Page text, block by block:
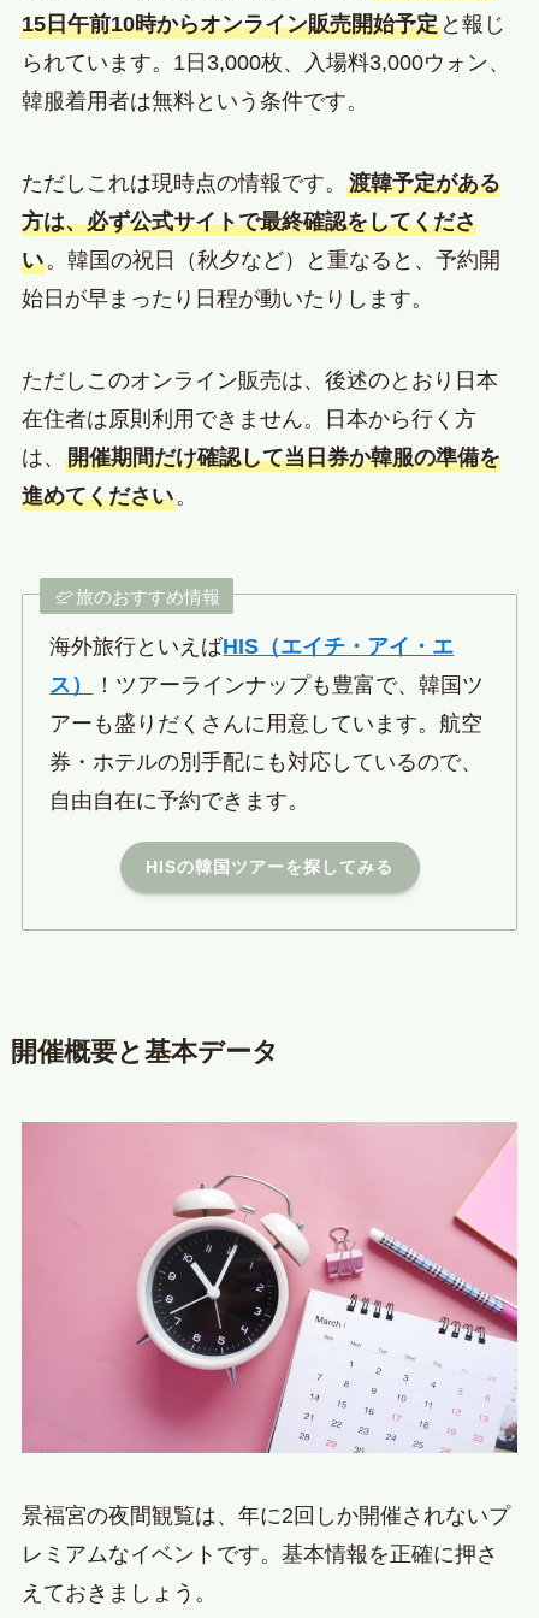
15日午前10時からオンライン販売開始予定と報じ
られています。1日3,000枚、入場料3,000ウォン、
韓服着用者は無料という条件です。
ただしこれは現時点の情報です。 渡韓予定がある
方は、必ず公式サイトで最終確認をしてくださ
い。韓国の祝日（秋夕など）と重なると、予約開
始日が早まったり日程が動いたりします。
ただしこのオンライン販売は、後述のとおり日本
在住者は原則利用できません。日本から行く方
は、 開催期間だけ確認して当日券か韓服の準備を
進めてください。
旅のおすすめ情報
海外旅行といえばHIS（エイチ・アイ・エ
ス）
！ツアーラインナップも豊富で、韓国ツ
アーも盛りだくさんに用意しています。航空
券・ホテルの別手配にも対応しているので、
自由自在に予約できます。
HISの韓国ツアーを探してみる
開催概要と基本データ
景福宮の夜間観覧は、年に2回しか開催されないプ
レミアムなイベントです。基本情報を正確に押さ
えておきましょう。